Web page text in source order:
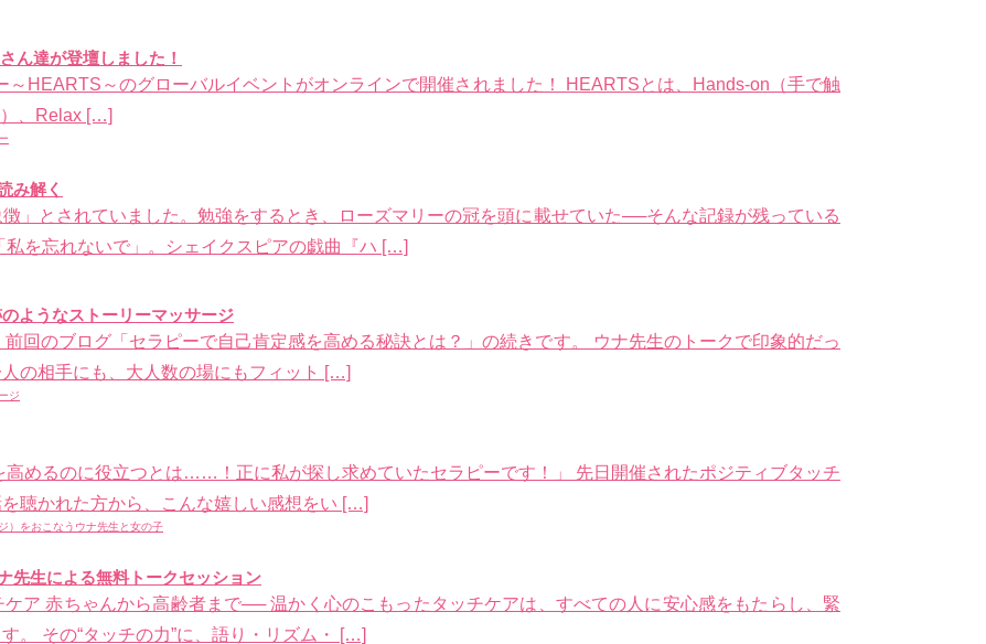
ん達が登壇しました！
HEARTS～のグローバルイベントがオンラインで開催されました！ HEARTSとは、Hands-on（手で触
、Relax […]
み解く
」とされていました。勉強をするとき、ローズマリーの冠を頭に載せていた──そんな記録が残っている
を忘れないで」。シェイクスピアの戯曲『ハ […]
ようなストーリーマッサージ
回のブログ「セラピーで自己肯定感を高める秘訣とは？」の続きです。 ウナ先生のトークで印象的だっ
の相手にも、大人数の場にもフィット […]
高めるのに役立つとは……！正に私が探し求めていたセラピーです！」 先日開催されたポジティブタッチ
聴かれた方から、こんな嬉しい感想をい […]
先生による無料トークセッション
ア 赤ちゃんから高齢者まで── 温かく心のこもったタッチケアは、すべての人に安心感をもたらし、緊
。 その“タッチの力”に、語り・リズム・ […]